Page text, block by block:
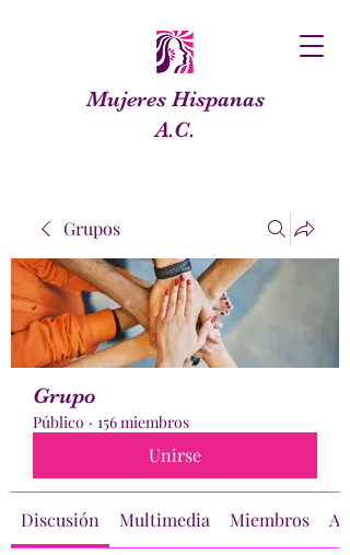
Mujeres Hispanas
A.C.
Grupos
Grupo
Público · 156 miembros
Unirse
Discusión Multimedia Miembros